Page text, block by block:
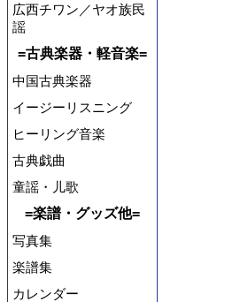
広西チワン／ヤオ族民
謡
=古典楽器・軽音楽=
中国古典楽器
イージーリスニング
ヒーリング音楽
古典戯曲
童謡・儿歌
=楽譜・グッズ他=
写真集
楽譜集
カレンダー